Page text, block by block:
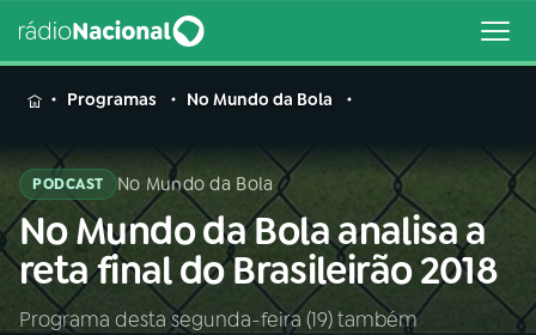
MENU
Buscar
na
Rádio
Nacional
Buscar
Programas No Mundo da Bola
PODCAST No Mundo da Bola
No Mundo da Bola analisa a
reta final do Brasileirão 2018
Programa desta segunda-feira (19) também